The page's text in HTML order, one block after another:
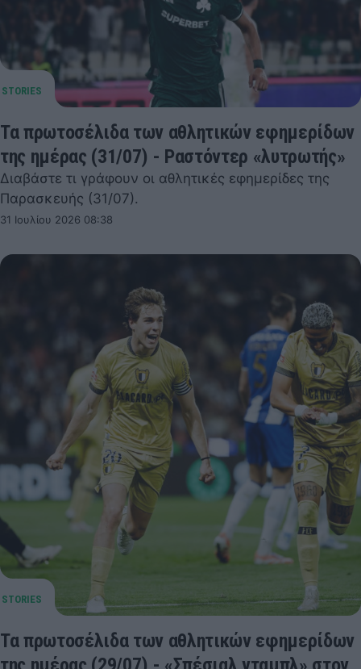
Τα πρωτοσέλιδα των αθλητικών εφημερίδων
της ημέρας (31/07) - Ραστόντερ «λυτρωτής»
Διαβάστε τι γράφουν οι αθλητικές εφημερίδες της
Παρασκευής (31/07).
31 Ιουλίου 2026 08:38
Τα πρωτοσέλιδα των αθλητικών εφημερίδων